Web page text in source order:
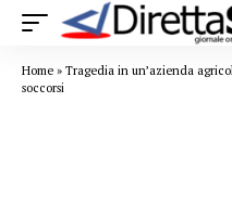
Home » Tragedia in un’azienda
soccorsi